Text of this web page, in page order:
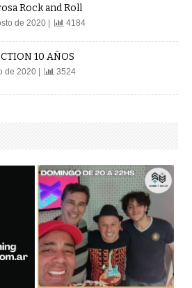
Rock and Roll
de 2020 | 4184
10 AÑOS
de 2020 | 3524